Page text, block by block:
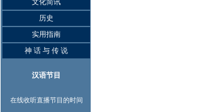
文化简讯
历史
实用指南
神 话 与 传 说
汉语节目
在线收听直播节目的时间